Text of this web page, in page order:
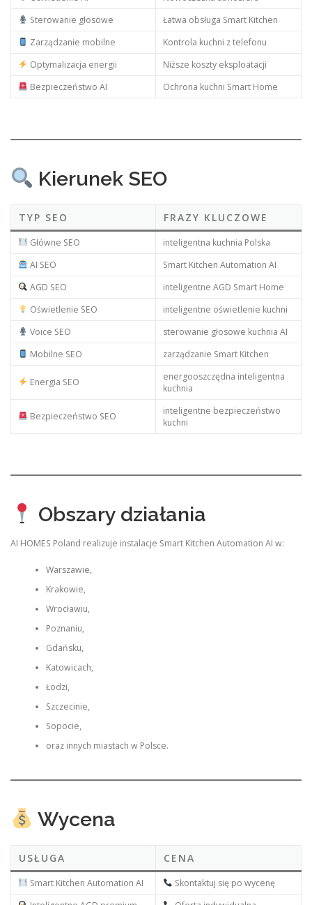
Sterowanie głosowe
Łatwa obsługa Smart Kitchen
Zarządzanie mobilne
Kontrola kuchni z telefonu
Optymalizacja energii
Niższe koszty eksploatacji
Bezpieczeństwo AI
Ochrona kuchni Smart Home
Kierunek SEO
TYP SEO FRAZY KLUCZOWE
Główne SEO
inteligentna kuchnia Polska
AI SEO
Smart Kitchen Automation AI
AGD SEO
inteligentne AGD Smart Home
Oświetlenie SEO
inteligentne oświetlenie kuchni
Voice SEO
sterowanie głosowe kuchnia AI
Mobilne SEO
zarządzanie Smart Kitchen
Energia SEO
energooszczędna inteligentna
kuchnia
Bezpieczeństwo SEO
inteligentne bezpieczeństwo
kuchni
Obszary działania
AI HOMES Poland realizuje instalacje Smart Kitchen Automation AI w:
Warszawie,
Krakowie,
Wrocławiu,
Poznaniu,
Gdańsku,
Katowicach,
Łodzi,
Szczecinie,
Sopocie,
oraz innych miastach w Polsce.
Wycena
USŁUGA CENA
Smart Kitchen Automation AI
Skontaktuj się po wycenę